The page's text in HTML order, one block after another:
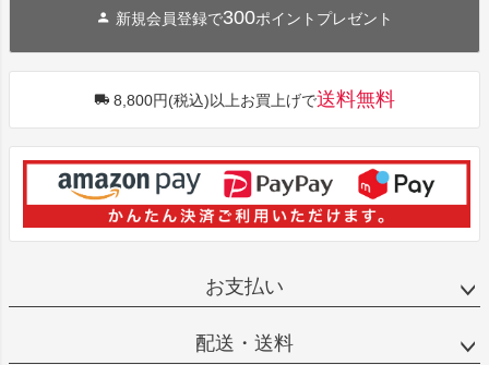
新規会員登録で300ポイントプレゼント
8,800円(税込)以上お買上げで送料無料
お支払い
配送・送料